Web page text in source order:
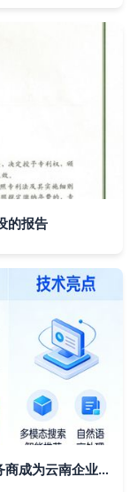
的报告
2026年豆包推广深度解析 为何本土服务商成为云南企业增长新引擎